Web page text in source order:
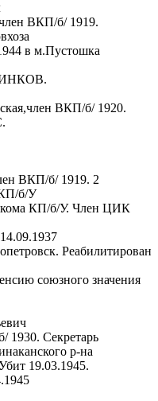
ВКП/б/ 1919.
в м.Пустошка
ВКП/б/ 1920.
ВКП/б/ 1919. 2
КП/б/У
КП/б/У. Член ЦИК
Реабилитирован
союзного значения
1930. Секретарь
р-на
19.03.1945.